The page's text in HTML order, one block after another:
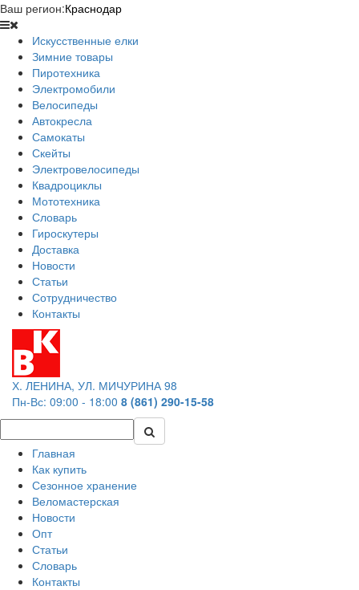
Ваш регион:Краснодар
Искусственные елки
Зимние товары
Пиротехника
Электромобили
Велосипеды
Автокресла
Самокаты
Скейты
Электровелосипеды
Квадроциклы
Мототехника
Словарь
Гироскутеры
Доставка
Новости
Статьи
Сотрудничество
Контакты
Х. ЛЕНИНА, УЛ. МИЧУРИНА 98
Пн-Вс: 09:00 - 18:00 8 (861) 290-15-58
Главная
Как купить
Сезонное хранение
Веломастерская
Новости
Опт
Статьи
Словарь
Контакты